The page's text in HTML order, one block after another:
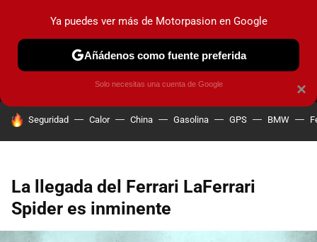
MENÚ NUEVO
COCHES ELÉCTRICOS OBSERVATORIO
HOY SE HABLA DE
Seguridad Calor China Gasolina GPS BMW
La llegada del Ferrari LaFerrari
Spider es inminente
×
Ya puedes ver más de Motorpasion en Google
Añádenos como fuente preferida
Solo necesitas una cuenta de Google